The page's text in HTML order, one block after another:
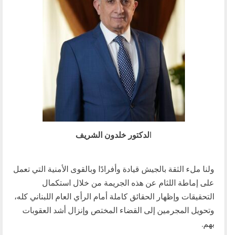
لدكتور خلدون الشريف
ولنا ملء الثقة بالجيش قيادة وأفرادًا وبالقوى الأمنية التي تعمل
على إماطة اللثام عن هذه الجريمة من خلال استكمال
التحقيقات وإظهار الحقائق كاملة أمام الرأي العام اللبناني كله،
وتحويل المجرمين إلى القضاء المختص وإنزال أشد العقوبات
بهم.